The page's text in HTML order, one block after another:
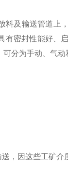
及输送管道上
密封性能好、
分为手动、气动
，因这些工矿